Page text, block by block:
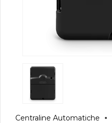
Centraline Automatiche